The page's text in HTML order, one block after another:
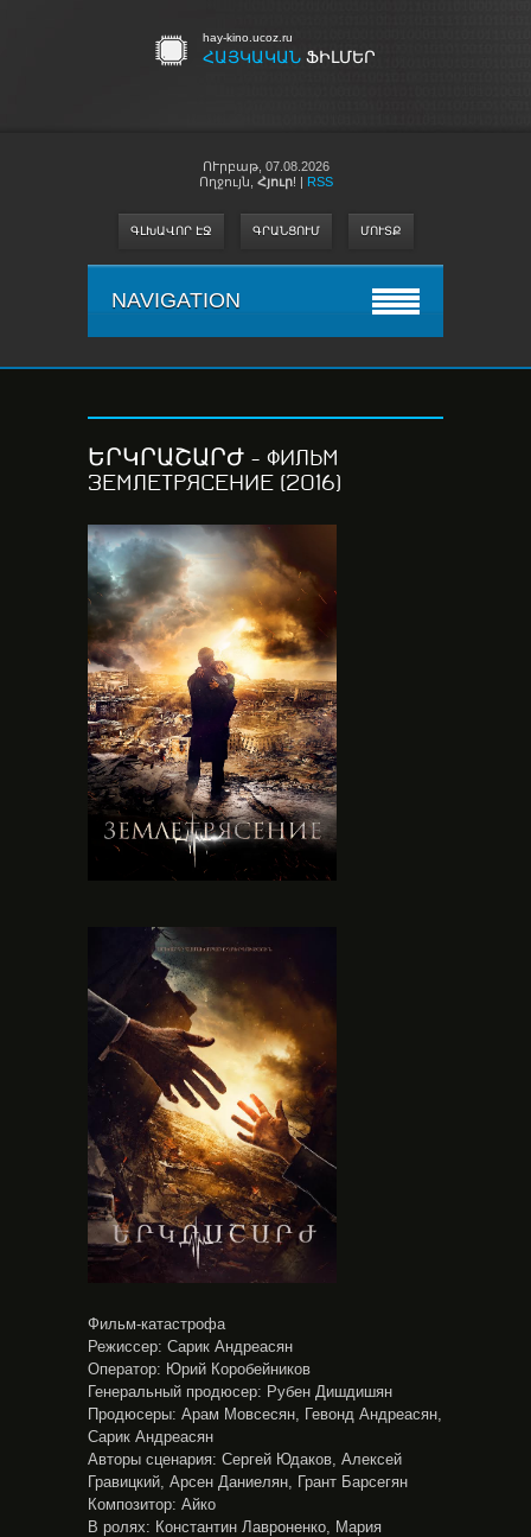
hay-kino.ucoz.ru
ՀԱՅԿԱԿԱՆ ՖԻԼՄԵՐ
ՈՒրբաթ, 07.08.2026
Ողջույն Հյուր! | RSS
ԳԼԽԱՎՈՐ ԷՋ ԳՐԱՆՑՈՒՄ ՄՈՒՏՔ
NAVIGATION
ԵՐԿՐԱՇԱՐԺ - ФИЛЬМ
ЗЕМЛЕТРЯСЕНИЕ (2016)
Фильм-катастрофа
Режиссер: Сарик Андреасян
Оператор: Юрий Коробейников
Генеральный продюсер: Рубен Дишдишян
Продюсеры: Арам Мовсесян, Гевонд Андреасян,
Сарик Андреасян
Авторы сценария: Сергей Юдаков, Алексей
Гравицкий, Арсен Даниелян, Грант Барсегян
Композитор: Айко
В ролях: Константин Лавроненко, Мария